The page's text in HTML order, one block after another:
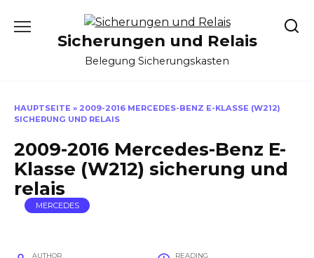
Sicherungen und Relais
Belegung Sicherungskasten
HAUPTSEITE » 2009-2016 MERCEDES-BENZ E-KLASSE (W212)
SICHERUNG UND RELAIS
2009-2016 Mercedes-Benz E-
Klasse (W212) sicherung und
relais
MERCEDES
AUTHOR READING